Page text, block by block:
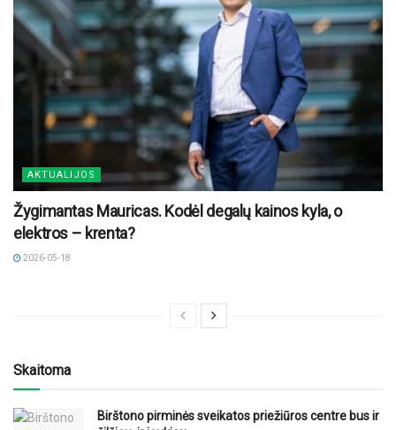
AKTUALIJOS
Žygimantas Mauricas. Kodėl degalų kainos kyla, o
elektros – krenta?
2026-05-18
Skaitoma
Birštono pirminės sveikatos priežiūros centre bus ir